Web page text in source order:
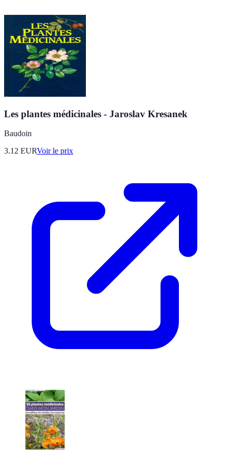
Les plantes médicinales - Jaroslav Kresanek
Baudoin
3.12 EURVoir le prix